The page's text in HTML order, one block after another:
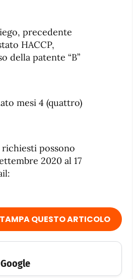
precedente
HACCP,
della patente “B”
mesi 4 (quattro)
possono
2020 al 17
QUESTO ARTICOLO